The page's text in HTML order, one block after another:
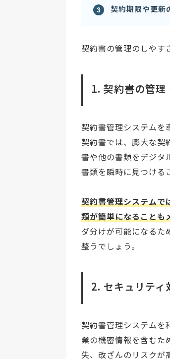
契約期限や更新
契約書の管理のしやす
1. 契約書の管理
契約書管理システムを
契約書では、膨大な契
書や他の書類をデジタ
書類を瞬時に見つける
契約書管理システムで
類が簡単になることも
ダ分けが可能になるた
整うでしょう。
2. セキュリティ
契約書管理システムを
業の機密情報を含むた
失、改ざんのリスクが